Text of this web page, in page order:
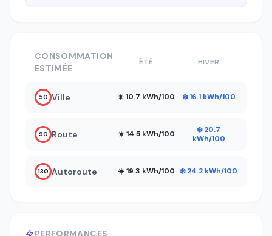
PERFORMANCES
CONSOMMATION
ESTIMÉE
ÉTÉ HIVER
50 Ville ☀️ 10.7 kWh/100 ❄️ 16.1 kWh/100
90 Route ☀️ 14.5 kWh/100
❄️ 20.7
kWh/100
130 Autoroute ☀️ 19.3 kWh/100 ❄️ 24.2 kWh/100